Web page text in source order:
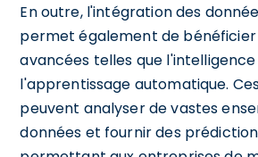
En outre, l'intégration des
permet également de
avancées telles que
l'apprentissage automatique.
peuvent analyser de vastes
données et fournir des